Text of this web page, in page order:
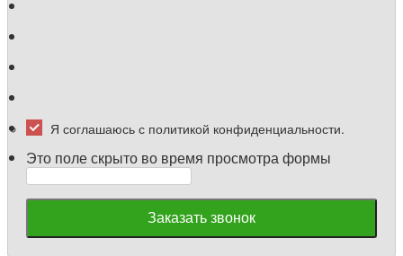
Я соглашаюсь с политикой конфиденциальности.
Это поле скрыто во время просмотра формы
Заказать звонок